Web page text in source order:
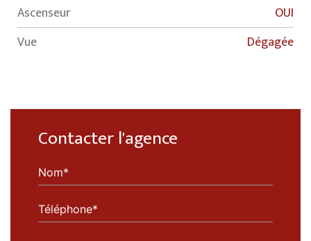
Ascenseur
OUI
Vue
Dégagée
Contacter l'agence
Nom*
Téléphone*